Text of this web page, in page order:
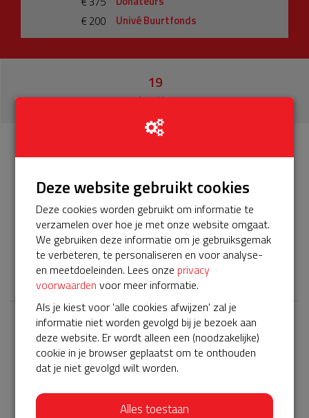
€ 200
Univé Buurtfonds
19
donaties
Info Donateurs
Het servicepakket van onze BuurtAED verloopt bijna en
moet worden verlengd, zodat onze AED gebruiksklaar
blijft. Help je mee? Doneer voor ons servicepakket!
𝕏
Laatste donaties
Bekijk alle
€ 50
Daan
Deze website gebruikt cookies
Deze cookies worden gebruikt om informatie te
verzamelen over hoe je met onze website omgaat.
We gebruiken deze informatie om je gebruiksgemak
te verbeteren, te personaliseren en voor analyse-
en meetdoeleinden. Lees onze privacy
voorwaarden voor meer informatie.
Als je kiest voor 'alle cookies afwijzen' zal je
informatie niet worden gevolgd bij je bezoek aan
deze website. Er wordt alleen een (noodzakelijke)
cookie in je browser geplaatst om te onthouden
dat je niet gevolgd wilt worden.
Alles toestaan